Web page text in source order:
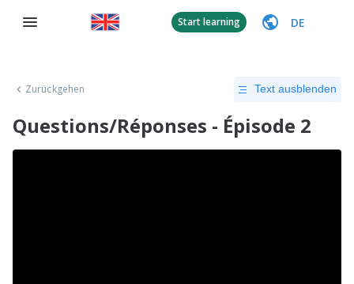
Start learning DE
Zurückgehen Text ausblenden
Questions/Réponses - Épisode 2